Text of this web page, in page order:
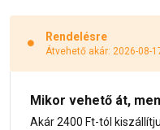
Rendelésre
Átvehető akár: 2026-08-
Mikor vehető át,
Akár 2400 Ft-tól